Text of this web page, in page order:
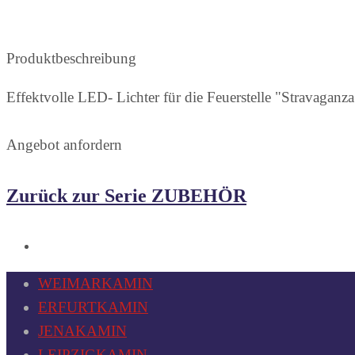
Produktbeschreibung
Effektvolle LED- Lichter für die Feuerstelle
Angebot anfordern
Zurück zur Serie ZUBEHÖR
WEIMARKAMIN
ERFURTKAMIN
JENAKAMIN